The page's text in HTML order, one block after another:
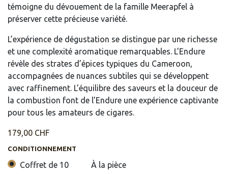
témoigne du dévouement de la famille Meerapfel à
préserver cette précieuse variété.
L’expérience de dégustation se distingue par une richesse
et une complexité aromatique remarquables. L’Endure
révèle des strates d’épices typiques du Cameroon,
accompagnées de nuances subtiles qui se développent
avec raffinement. L’équilibre des saveurs et la douceur de
la combustion font de l’Endure une expérience captivante
pour tous les amateurs de cigares.
179,00 CHF
CONDITIONNEMENT
Coffret de 10 À la pièce